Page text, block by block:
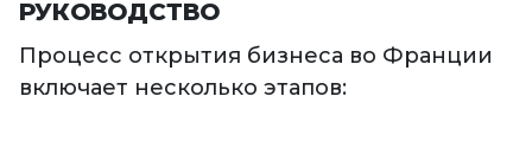
РУКОВОДСТВО
Процесс открытия бизнеса во Франции
включает несколько этапов: